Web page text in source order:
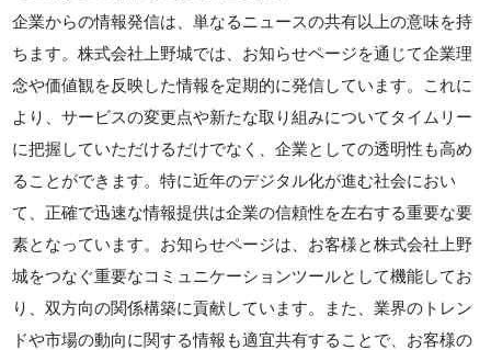
企業からの情報発信は、単なるニュースの共有以上の意味を持
ちます。株式会社上野城では、お知らせページを通じて企業理
念や価値観を反映した情報を定期的に発信しています。これに
より、サービスの変更点や新たな取り組みについてタイムリー
に把握していただけるだけでなく、企業としての透明性も高め
ることができます。特に近年のデジタル化が進む社会におい
て、正確で迅速な情報提供は企業の信頼性を左右する重要な要
素となっています。お知らせページは、お客様と株式会社上野
城をつなぐ重要なコミュニケーションツールとして機能してお
り、双方向の関係構築に貢献しています。また、業界のトレン
ドや市場の動向に関する情報も適宜共有することで、お客様の